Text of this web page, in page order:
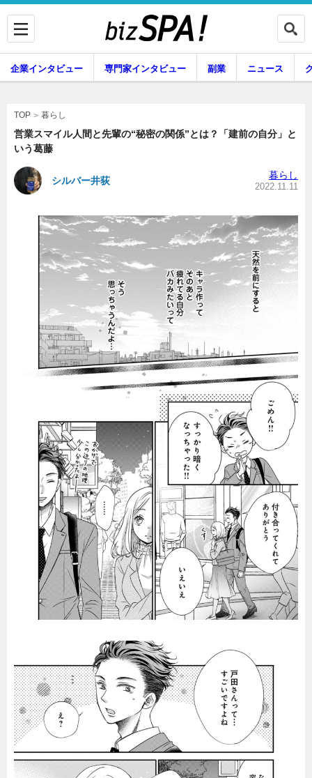
専門家インタビュー
副業 ニュース
グルメ スキル
暮らし
連載一覧
企業インタビュー 専門家インタビュー 副業 ニュース
TOP 暮らし
営業スマイル人間と先輩の“秘密の関係”とは？「建前の自分」と
いう葛藤
シルバー井荻 暮らし
2022.11.11